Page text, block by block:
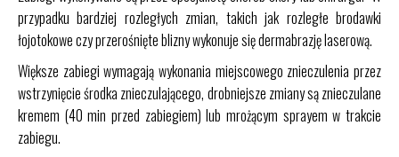
przypadku bardziej rozległych zmian, takich jak rozległe brodawki
łojotokowe czy przerośnięte blizny wykonuje się dermabrazję laserową.
Większe zabiegi wymagają wykonania miejscowego znieczulenia przez
wstrzynięcie środka znieczulającego, drobniejsze zmiany są znieczulane
kremem (40 min przed zabiegiem) lub mrożącym sprayem w trakcie
zabiegu.